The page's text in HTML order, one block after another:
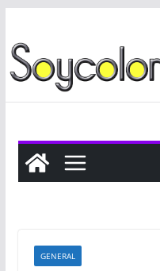
al
contenido
GENERAL